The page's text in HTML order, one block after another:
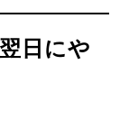
日にや